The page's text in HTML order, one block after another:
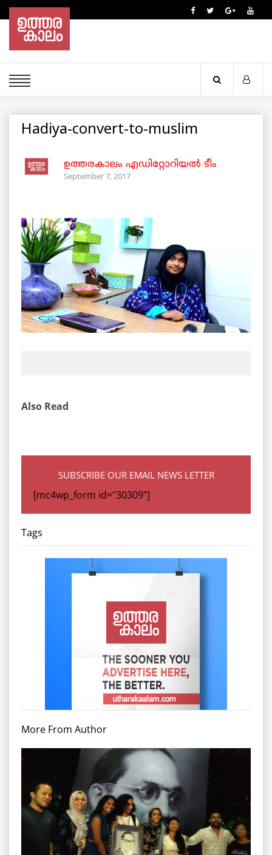
Hadiya-convert-to-muslim
ഉത്തരകാലം എഡിറ്റോറിയല്‍ ടീം
September 7, 2017
Also Read
SUBSCRIBE OUR EMAIL NEWS LETTER
[mc4wp_form id="30309"]
Tags
More From Author